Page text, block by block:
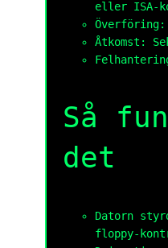
eller ISA-
Åtkomst:
Så
det
Datorn
floppy-